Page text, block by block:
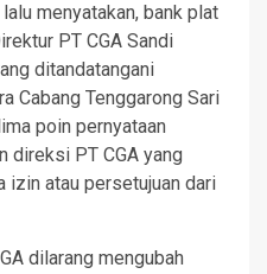
menyatakan, bank plat
PT CGA Sandi
ditandatangani
Cabang Tenggarong Sari
poin pernyataan
direksi PT CGA yang
izin atau persetujuan dari
dilarang mengubah